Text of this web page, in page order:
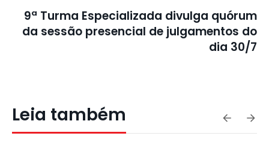
9ª Turma Especializada divulga quórum
da sessão presencial de julgamentos do
dia 30/7
Leia também